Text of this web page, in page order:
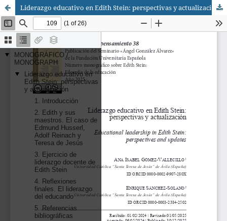
Liderazgo educativo en Edith Stein: perspectivas y actualización